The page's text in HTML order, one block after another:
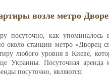
возле метро
посуточно, как
около станции метро «Дворец
любого уровня в Киеве,
Украины. Посуточная аренда
посуточно, являются: